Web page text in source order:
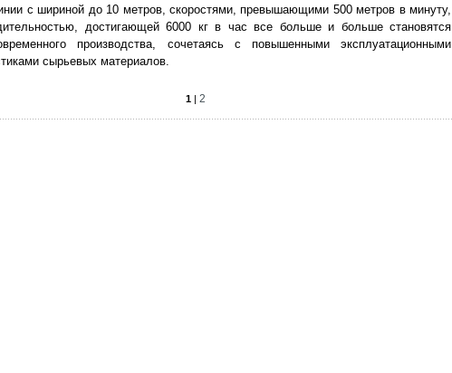
с шириной до 10 метров, скоростями, превышающими 500 метров в минуту,
достигающей 6000 кг в час все больше и больше становятся
производства, сочетаясь с повышенными эксплуатационными
сырьевых материалов.
1| 2